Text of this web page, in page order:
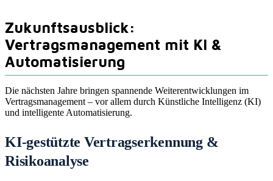
Zukunftsausblick:
Vertragsmanagement mit KI &
Automatisierung
Die nächsten Jahre bringen spannende Weiterentwicklungen im
Vertragsmanagement – vor allem durch Künstliche Intelligenz (KI)
und intelligente Automatisierung.
KI-gestützte Vertragserkennung &
Risikoanalyse